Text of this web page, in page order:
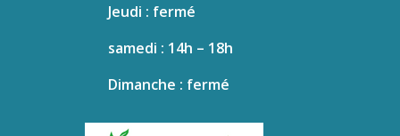
Jeudi : fermé
samedi : 14h – 18h
Dimanche : fermé